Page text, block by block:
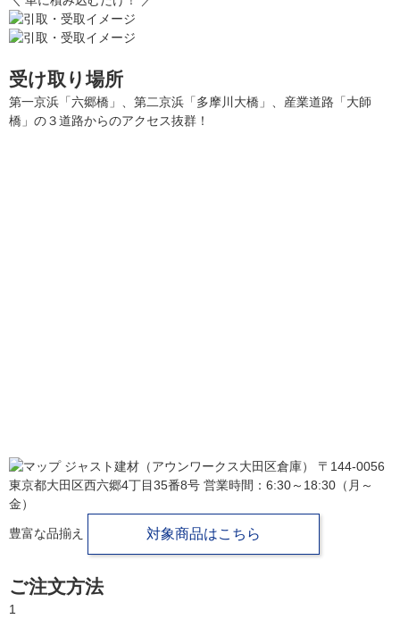
受け取り場所
第一京浜「六郷橋」、第二京浜「多摩川大橋」、産業道路「大師
橋」の３道路からのアクセス抜群！
ジャスト建材（アウンワークス大田区倉庫）
〒144-0056
東京都大田区西六郷4丁目35番8号 営業時間：6:30～18:30（月～
金）
豊富な品揃え 対象商品はこちら
ご注文方法
1